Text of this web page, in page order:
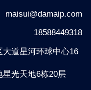
maisui@damaip.com
18588449318
道星河环球中心16
光天地6栋20层